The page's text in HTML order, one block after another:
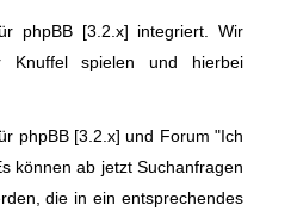
phpBB [3.2.x] integriert. Wir
Knuffel spielen und hierbei
phpBB [3.2.x] und Forum "Ich
können ab jetzt Suchanfragen
die in ein entsprechendes